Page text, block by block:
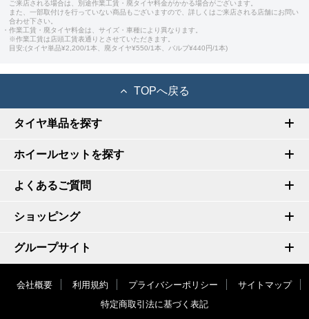
ご来店される場合は、別途作業工賃・廃タイヤ料金がかかる場合がございます。
また、一部取付けを行っていない商品もございますので、詳しくはご来店される店舗にお問い
合わせ下さい。
・作業工賃・廃タイヤ料金は、サイズ・車種により異なります。
※作業工賃は店頭工賃表通りとさせていただきます。
目安:(タイヤ単品¥2,200/1本、廃タイヤ¥550/1本、バルブ¥440円/1本)
TOPへ戻る
タイヤ単品を探す
ホイールセットを探す
よくあるご質問
ショッピング
グループサイト
会社概要 利用規約 プライバシーポリシー
サイトマップ
特定商取引法に基づく表記